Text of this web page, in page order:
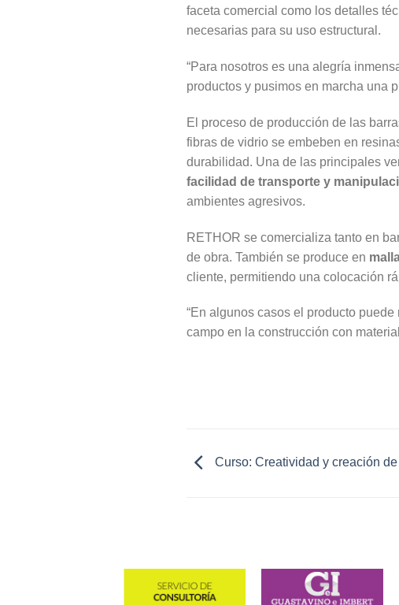
faceta comercial como los detalles
necesarias para su uso estructural.
“Para nosotros es una alegría
productos y pusimos en marcha una
El proceso de producción de las
fibras de vidrio se embeben en
durabilidad. Una de las principales
facilidad de transporte y
ambientes agresivos.
RETHOR se comercializa tanto en
de obra. También se produce en
cliente, permitiendo una colocación
“En algunos casos el producto
campo en la construcción con
Curso: Creatividad y creación